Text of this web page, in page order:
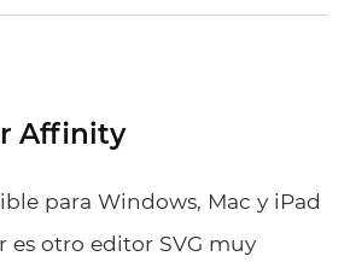
Affinity
para Windows, Mac y iPad
es otro editor SVG muy